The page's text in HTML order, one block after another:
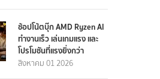
ช้อปโน้ตบุ๊ก AMD Ryzen AI
ทำงานเร็ว เล่นเกมแรง และ
โปรโมชันที่แรงยิ่งกว่า
สิงหาคม 01 2026